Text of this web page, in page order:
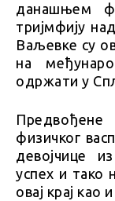
данашњем
тријмфију
Ваљевке су
на
одржати у
физичког
девојчице
успех и тако
овај крај као